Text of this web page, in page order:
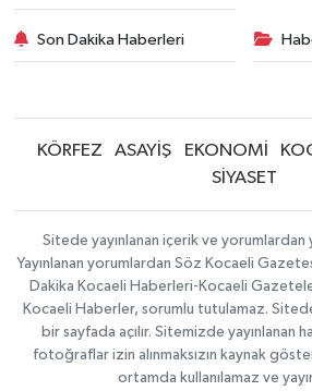
Son Dakika Haberleri
KÖRFEZ ASAYİŞ EKONOMİ
SİYASET
Sitede yayınlanan içerik ve yorumlardan
Yayınlanan yorumlardan Söz Kocaeli
Dakika Kocaeli Haberleri-Kocaeli
Kocaeli Haberler, sorumlu tutulamaz.
bir sayfada açılır. Sitemizde yayınlanan
fotoğraflar izin alınmaksızın kaynak
ortamda kullanılamaz ve